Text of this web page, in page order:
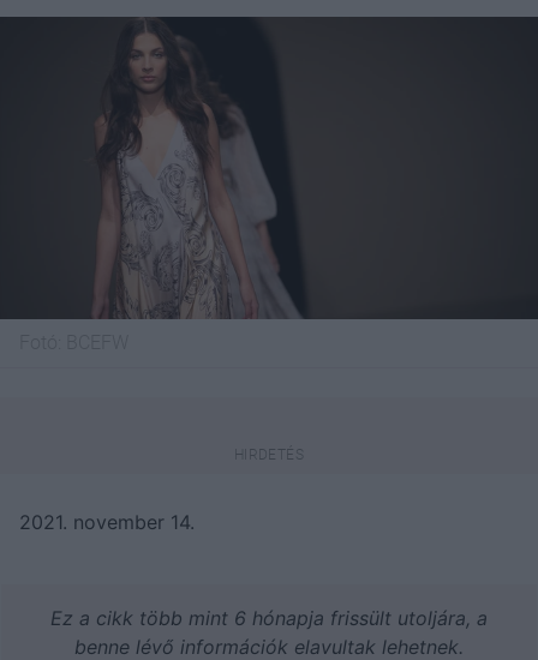
2021. november 14.
Ez a cikk több mint 6 hónapja frissült utoljára, a
benne lévő információk elavultak lehetnek.